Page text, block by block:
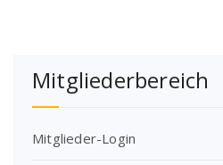
Mitgliederbereich
Mitglieder-Login